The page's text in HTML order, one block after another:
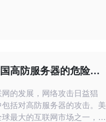
网络的稳定和安全。在当今数
企业的数据
高防服务器的危险与
网的发展，网络攻击日益猖
括对高防服务器的攻击。美
球最大的互联网市场之一，其